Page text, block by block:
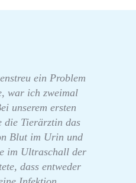
ein Problem
war ich zweimal
unserem ersten
die Tierärztin das
Blut im Urin und
im Ultraschall der
dass entweder